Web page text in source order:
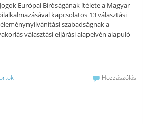
Európai Bíróságának ítélete a Magyar
kapcsolatos 13 választási
szabadságnak a
választási eljárási alapelvén alapuló
Hozzászólás